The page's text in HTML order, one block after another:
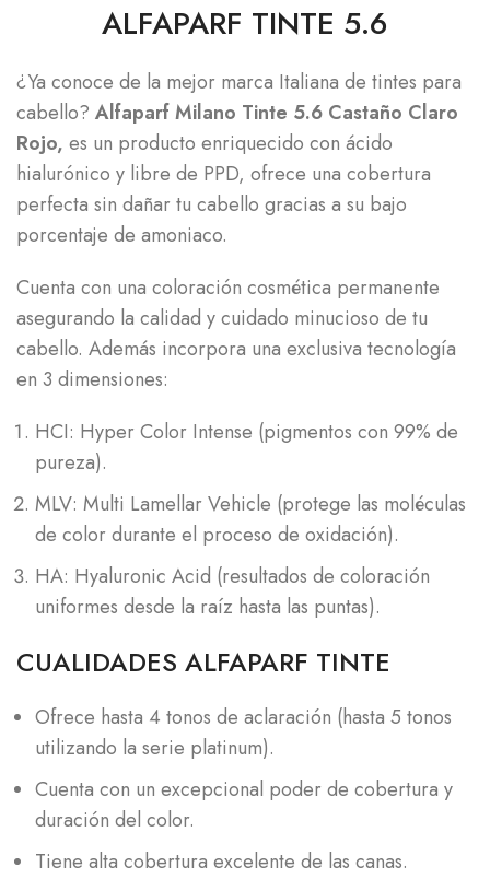
ALFAPARF TINTE 5.6
¿Ya conoce de la mejor marca Italiana de tintes para
cabello? Alfaparf Milano Tinte 5.6 Castaño Claro
Rojo, es un producto enriquecido con ácido
hialurónico y libre de PPD, ofrece una cobertura
perfecta sin dañar tu cabello gracias a su bajo
porcentaje de amoniaco.
Cuenta con una coloración cosmética permanente
asegurando la calidad y cuidado minucioso de tu
cabello. Además incorpora una exclusiva tecnología
en 3 dimensiones:
HCI: Hyper Color Intense (pigmentos con 99% de
pureza).
MLV: Multi Lamellar Vehicle (protege las moléculas
de color durante el proceso de oxidación).
HA: Hyaluronic Acid (resultados de coloración
uniformes desde la raíz hasta las puntas).
CUALIDADES ALFAPARF TINTE
Ofrece hasta 4 tonos de aclaración (hasta 5 tonos
utilizando la serie platinum).
Cuenta con un excepcional poder de cobertura y
duración del color.
Tiene alta cobertura excelente de las canas.